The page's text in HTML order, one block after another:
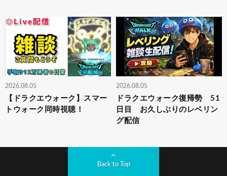
2026.08.05
【ドラクエウォーク】スマー
トウォーク同時視聴！
2026.08.05
ドラクエウォーク復帰勢 51
日目 お久しぶりのレベリン
グ配信
Back to Top